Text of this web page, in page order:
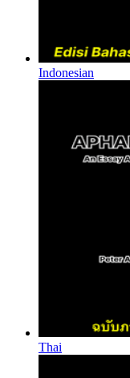
Indonesian
Thai